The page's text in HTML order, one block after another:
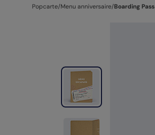
Popcarte/Menu anniversaire/Boarding Pass